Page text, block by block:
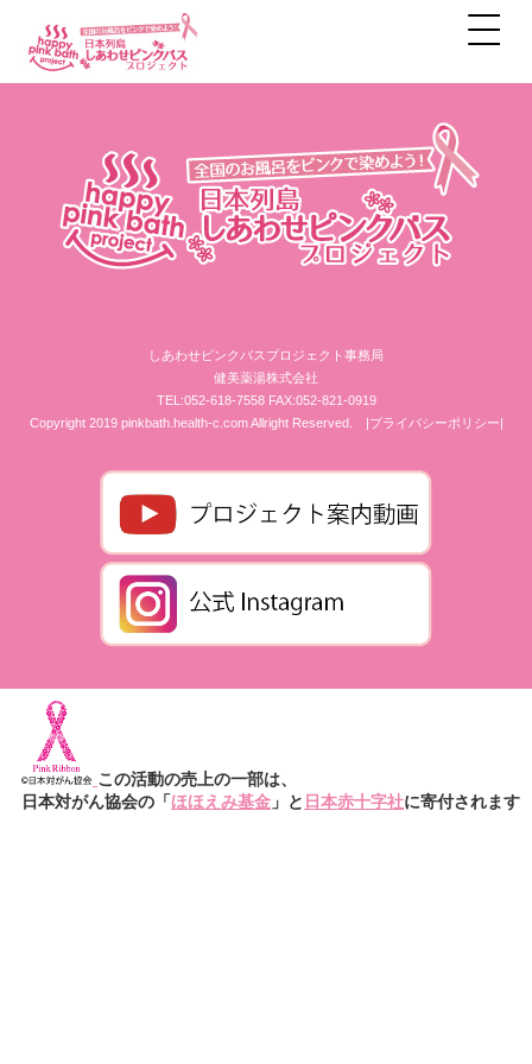
しあわせピンクバスプロジェクト事務局
健美薬湯株式会社
TEL:052-618-7558 FAX:052-821-0919
Copyright 2019 pinkbath.health-c.com Allright Reserved.
|プライバシーポリシー|
この活動の売上の一部は、
日本対がん協会の「ほほえみ基金 」と 日本赤十字社に寄付されます